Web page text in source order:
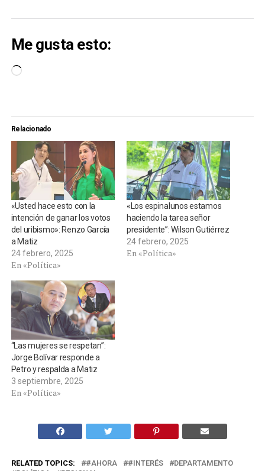
Me gusta esto:
Cargando...
Relacionado
«Usted hace esto con la
intención de ganar los votos
del uribismo»: Renzo García
a Matiz
24 febrero, 2025
En «Política»
«Los espinalunos estamos
haciendo la tarea señor
presidente”: Wilson Gutiérrez
24 febrero, 2025
En «Política»
“Las mujeres se respetan”:
Jorge Bolívar responde a
Petro y respalda a Matiz
3 septiembre, 2025
En «Política»
RELATED TOPICS: #AHORA #INTERÉS
DEPARTAMENTO